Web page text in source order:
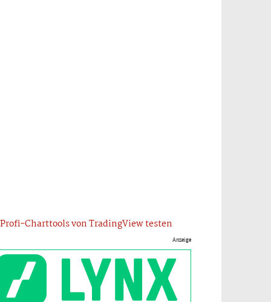
Profi-Charttools von TradingView testen
Anzeige